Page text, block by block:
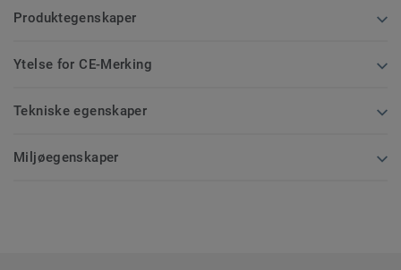
Produktegenskaper
Ytelse for CE-Merking
Tekniske egenskaper
Miljøegenskaper